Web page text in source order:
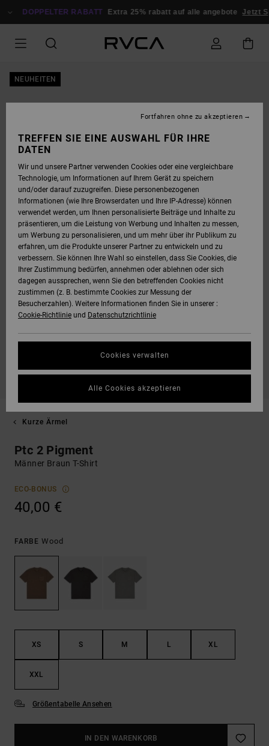
ZUR
DOPPELTER RABATT Extra 25% rabatt auf alle angebote Jetzt
NEUHEITEN
Kurze Ärmel
Ptc 2 Pigment
Männer Braun T-Shirt
ECO-BONUS
40,00 €
FARBE Wood
XS S M L XL
XXL
Größentabelle Ansehen
IN DEN WARENKORB
TREFFEN SIE EINE AUSWAHL FÜR IHRE
DATEN
Wir und unsere Partner verwenden Cookies oder eine vergleichbare
Technologie, um Informationen auf Ihrem Gerät zu speichern
und/oder darauf zuzugreifen. Diese personenbezogenen
Informationen (wie Ihre Browserdaten und Ihre IP-Adresse) können
verwendet werden, um Ihnen personalisierte Beiträge und Inhalte zu
präsentieren, um die Leistung von Werbung und Inhalten zu messen,
um Werbung zu personalisieren, und um mehr über ihr Publikum zu
erfahren, um die Produkte unserer Partner zu entwickeln und zu
verbessern. Sie können Ihre Wahl so einstellen, dass Sie Cookies, die
Ihrer Zustimmung bedürfen, annehmen oder ablehnen oder sich
dagegen aussprechen, wenn Sie den betreffenden Cookies nicht
zustimmen (z. B. bestimmte Cookies zur Messung der
Besucherzahlen). Weitere Informationen finden Sie in unserer :
Cookie-Richtlinie und Datenschutzrichtlinie
Cookies verwalten
Fortfahren ohne zu akzeptieren
Alle Cookies akzeptieren